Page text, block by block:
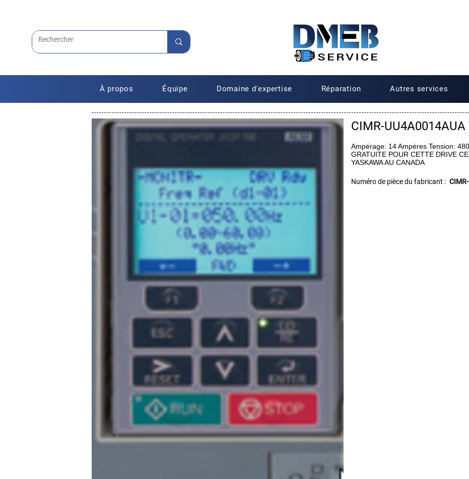
À propos Équipe Domaine d'expertise Réparation Autres services
CIMR-UU4A0014AUA
Ampérage: 14 Ampères Tension:
GRATUITE POUR CETTE DRIVE
YASKAWA AU CANADA
Numéro de pièce du fabricant :